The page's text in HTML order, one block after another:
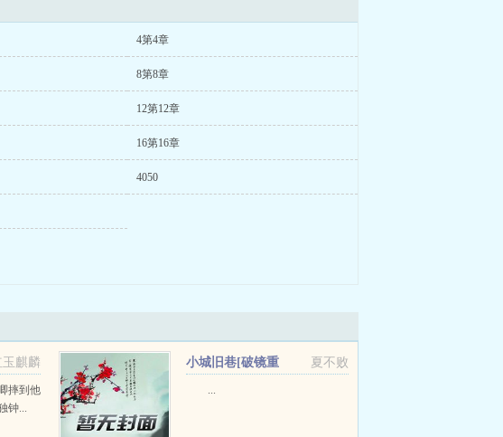
4第4章
8第8章
12第12章
16第16章
4050
玉麒麟
摔到他
钟...
夏不败
小城旧巷[破镜重
...